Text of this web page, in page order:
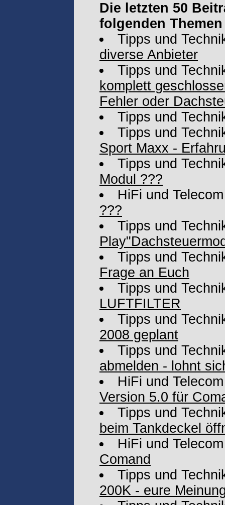
Die letzten 50
folgenden
Tipps und
diverse Anbieter
Tipps und
komplett
Fehler oder
Tipps und
Tipps und
Sport Maxx -
Tipps und
Modul ???
HiFi und Telecom
???
Tipps und
Tipps und
Frage an Euch
Tipps und
LUFTFILTER
Tipps und
2008 geplant
Tipps und
abmelden - lohnt
HiFi und Telecom
Version 5.0 für
Tipps und
beim Tankdeckel
HiFi und Telecom
Comand
Tipps und
200K - eure